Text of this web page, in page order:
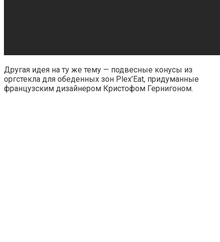
Другая идея на ту же тему — подвесные конусы из
оргстекла для обеденных зон Plex’Eat, придуманные
французским дизайнером Кристофом Гернигоном.